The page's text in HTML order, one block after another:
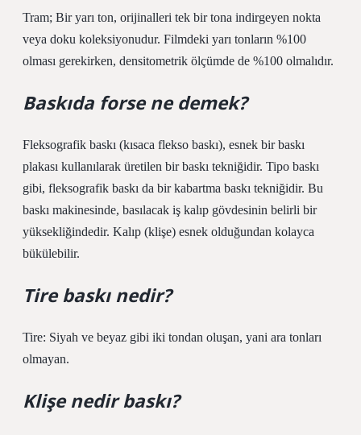
Tram; Bir yarı ton, orijinalleri tek bir tona indirgeyen nokta
veya doku koleksiyonudur. Filmdeki yarı tonların %100
olması gerekirken, densitometrik ölçümde de %100 olmalıdır.
Baskıda forse ne demek?
Fleksografik baskı (kısaca flekso baskı), esnek bir baskı
plakası kullanılarak üretilen bir baskı tekniğidir. Tipo baskı
gibi, fleksografik baskı da bir kabartma baskı tekniğidir. Bu
baskı makinesinde, basılacak iş kalıp gövdesinin belirli bir
yüksekliğindedir. Kalıp (klişe) esnek olduğundan kolayca
bükülebilir.
Tire baskı nedir?
Tire: Siyah ve beyaz gibi iki tondan oluşan, yani ara tonları
olmayan.
Klişe nedir baskı?